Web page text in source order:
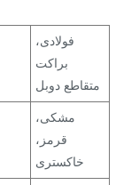
فولادی،
براکت
متقاطع دوبل
مشکی،
قرمز،
خاکستری